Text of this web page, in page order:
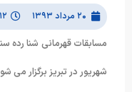
۲۰ مرداد ۱۳۹۳
شهریور در تبریز برگزار می